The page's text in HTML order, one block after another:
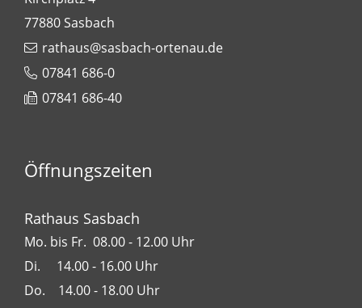
77880Sasbach
rathaus@sasbach-ortenau.de
07841 686-0
07841 686-40
Öffnungszeiten
Rathaus Sasbach
Mo. bis Fr. 08.00 - 12.00 Uhr
Di. 14.00 - 16.00 Uhr
Do. 14.00 - 18.00 Uhr